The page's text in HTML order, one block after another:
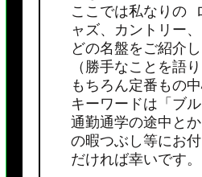
ここでは私なりの
ャズ、カントリー
どの名盤をご紹介し
（勝手なことを語り
もちろん定番もの中
キーワードは「ブル
通勤通学の途中と
の暇つぶし等にお
だければ幸いです。